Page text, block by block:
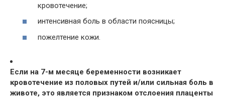
кровотечение;
интенсивная боль в области поясницы;
пожелтение кожи.
Если на 7-м месяце беременности возникает
кровотечение из половых путей и/или сильная боль в
животе, это является признаком отслоения плаценты